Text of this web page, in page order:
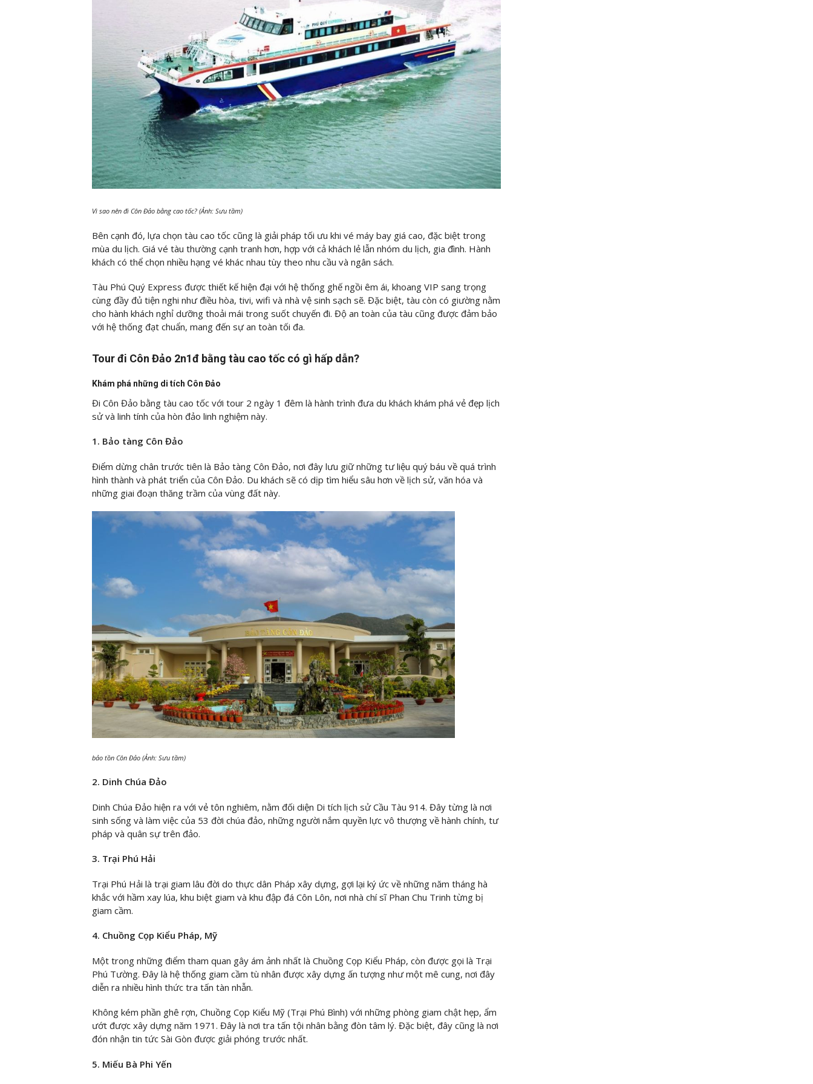
Vì sao nên đi Côn Đảo bằng cao tốc? (Ảnh: Sưu tầm)
Bên cạnh đó, lựa chọn tàu cao tốc cũng là giải pháp tối ưu khi vé máy bay giá cao, đặc biệt trong
mùa du lịch. Giá vé tàu thường cạnh tranh hơn, hợp với cả khách lẻ lẫn nhóm du lịch, gia đình. Hành
khách có thể chọn nhiều hạng vé khác nhau tùy theo nhu cầu và ngân sách.
Tàu Phú Quý Express được thiết kế hiện đại với hệ thống ghế ngồi êm ái, khoang VIP sang trọng
cùng đầy đủ tiện nghi như điều hòa, tivi, wifi và nhà vệ sinh sạch sẽ. Đặc biệt, tàu còn có giường nằm
cho hành khách nghỉ dưỡng thoải mái trong suốt chuyến đi. Độ an toàn của tàu cũng được đảm bảo
với hệ thống đạt chuẩn, mang đến sự an toàn tối đa.
Tour đi Côn Đảo 2n1đ bằng tàu cao tốc có gì hấp dẫn?
Khám phá những di tích Côn Đảo
Đi Côn Đảo bằng tàu cao tốc với tour 2 ngày 1 đêm là hành trình đưa du khách khám phá vẻ đẹp lịch
sử và linh tính của hòn đảo linh nghiệm này.
1. Bảo tàng Côn Đảo
Điểm dừng chân trước tiên là Bảo tàng Côn Đảo, nơi đây lưu giữ những tư liệu quý báu về quá trình
hình thành và phát triển của Côn Đảo. Du khách sẽ có dịp tìm hiểu sâu hơn về lịch sử, văn hóa và
những giai đoạn thăng trầm của vùng đất này.
bảo tồn Côn Đảo (Ảnh: Sưu tầm)
2. Dinh Chúa Đảo
Dinh Chúa Đảo hiện ra với vẻ tôn nghiêm, nằm đối diện Di tích lịch sử Cầu Tàu 914. Đây từng là nơi
sinh sống và làm việc của 53 đời chúa đảo, những người nắm quyền lực vô thượng về hành chính, tư
pháp và quân sự trên đảo.
3. Trại Phú Hải
Trại Phú Hải là trại giam lâu đời do thực dân Pháp xây dựng, gợi lại ký ức về những năm tháng hà
khắc với hầm xay lúa, khu biệt giam và khu đập đá Côn Lôn, nơi nhà chí sĩ Phan Chu Trinh từng bị
giam cầm.
4. Chuồng Cọp Kiểu Pháp, Mỹ
Một trong những điểm tham quan gây ám ảnh nhất là Chuồng Cọp Kiểu Pháp, còn được gọi là Trại
Phú Tường. Đây là hệ thống giam cầm tù nhân được xây dựng ấn tượng như một mê cung, nơi đây
diễn ra nhiều hình thức tra tấn tàn nhẫn.
Không kém phần ghê rợn, Chuồng Cọp Kiểu Mỹ (Trại Phú Bình) với những phòng giam chật hẹp, ẩm
ướt được xây dựng năm 1971. Đây là nơi tra tấn tội nhân bằng đòn tâm lý. Đặc biệt, đây cũng là nơi
đón nhận tin tức Sài Gòn được giải phóng trước nhất.
5. Miếu Bà Phi Yến